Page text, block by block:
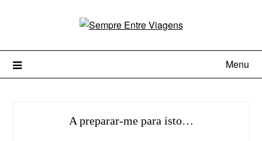
Menu
A preparar-me para isto…